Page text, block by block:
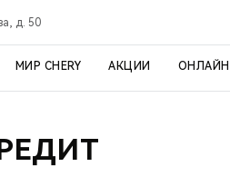
д. 50
МИР CHERY АКЦИИ ОНЛАЙН